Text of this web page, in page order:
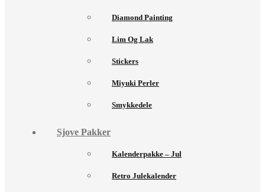
Diamond Painting
Lim Og Lak
Stickers
Miyuki Perler
Smykkedele
Sjove Pakker
Kalenderpakke – Jul
Retro Julekalender